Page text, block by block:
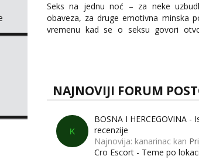
Seks na jednu noć – za neke
obaveza, za druge emotivna minska
vremenu kad se o seksu govori
tema „jedne noći strasti“ i dalje izaziva
NAJNOVIJI FORUM
K
BOSNA I HERCEGOVINA -
recenzije
Najnovija: kanarinac kan
Cro Escort - Teme po